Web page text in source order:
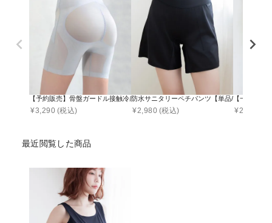
【予約販売】骨盤ガードル接触冷感タイプ
¥3,290 (税込)
防水サニタリーペチパンツ【単品/2枚セット】
¥2,980 (税込)
【一部再入
¥2,691
最近閲覧した商品